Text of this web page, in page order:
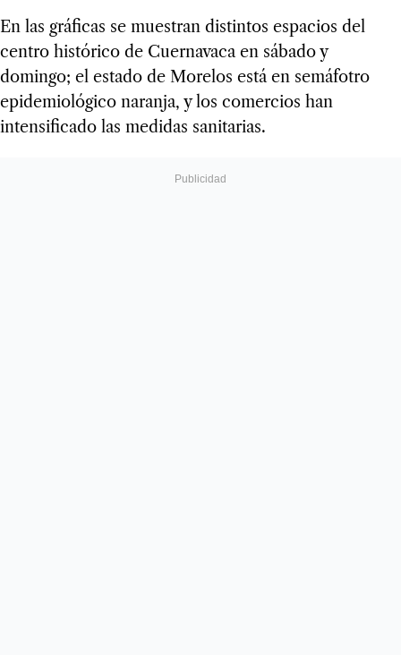
En las gráficas se muestran distintos espacios del
centro histórico de Cuernavaca en sábado y
domingo; el estado de Morelos está en semáfotro
epidemiológico naranja, y los comercios han
intensificado las medidas sanitarias.